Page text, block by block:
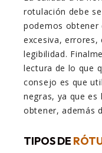
rotulación debe
podemos obtener
excesiva,
legibilidad.
lectura de lo que
consejo es que
negras, ya que es
obtener, además
TIPOS DE